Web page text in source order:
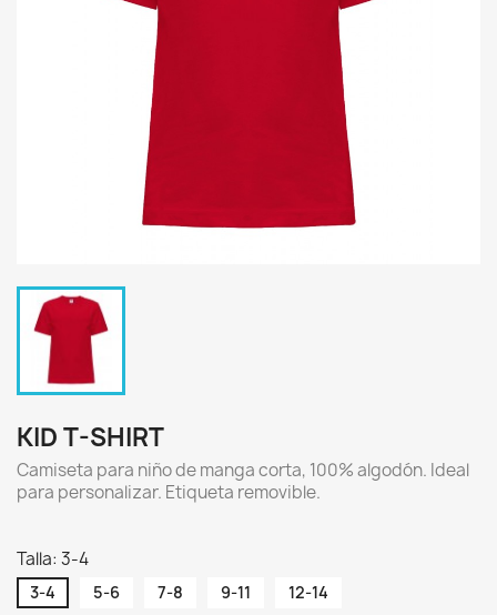
KID T-SHIRT
Camiseta para niño de manga corta, 100% algodón. Ideal
para personalizar. Etiqueta removible.
Talla: 3-4
3-4 5-6 7-8 9-11 12-14